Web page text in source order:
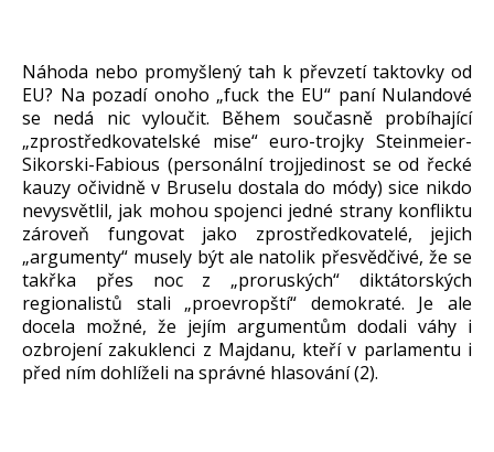
Náhoda nebo promyšlený tah k převzetí taktovky od
EU? Na pozadí onoho „fuck the EU“ paní Nulandové
se nedá nic vyloučit. Během současně probíhající
„zprostředkovatelské mise“ euro-trojky Steinmeier-
Sikorski-Fabious (personální trojjedinost se od řecké
kauzy očividně v Bruselu dostala do módy) sice nikdo
nevysvětlil, jak mohou spojenci jedné strany konfliktu
zároveň fungovat jako zprostředkovatelé, jejich
„argumenty“ musely být ale natolik přesvědčivé, že se
takřka přes noc z „proruských“ diktátorských
regionalistů stali „proevropští“ demokraté. Je ale
docela možné, že jejím argumentům dodali váhy i
ozbrojení zakuklenci z Majdanu, kteří v parlamentu i
před ním dohlíželi na správné hlasování (2).